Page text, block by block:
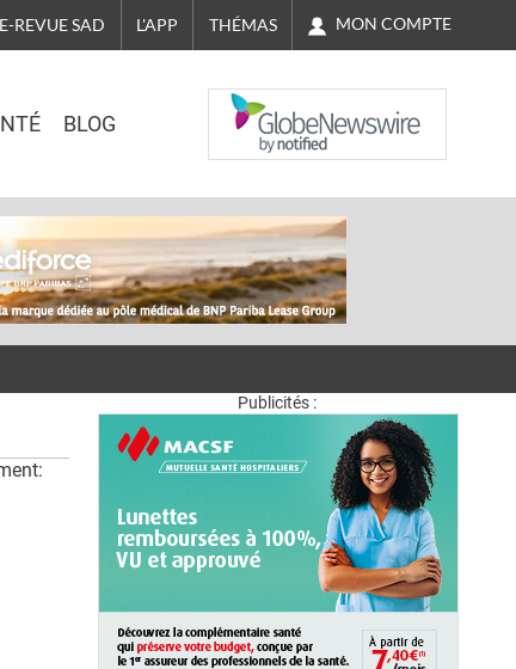
E-REVUE SAD L'APP THÉMAS MON COMPTE
BLOG
NASDAQ
Publicités :